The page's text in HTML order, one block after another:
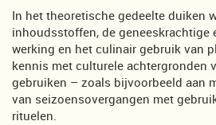
In het theoretische gedeelte duiken
inhoudsstoffen, de geneeskrachtige
werking en het culinair gebruik van
kennis met culturele achtergronden
gebruiken – zoals bijvoorbeeld aan
van seizoensovergangen met
rituelen.